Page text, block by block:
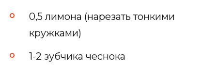
0,5 лимона (нарезать тонкими
кружками)
1-2 зубчика чеснока